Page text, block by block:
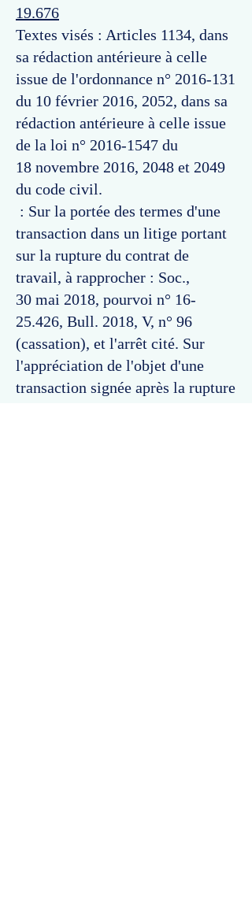
19.676
Textes visés : Articles 1134, dans
sa rédaction antérieure à celle
issue de l'ordonnance n° 2016-131
du 10 février 2016, 2052, dans sa
rédaction antérieure à celle issue
de la loi n° 2016-1547 du
18 novembre 2016, 2048 et 2049
du code civil.
: Sur la portée des termes d'une
transaction dans un litige portant
sur la rupture du contrat de
travail, à rapprocher : Soc.,
30 mai 2018, pourvoi n° 16-
25.426, Bull. 2018, V, n° 96
(cassation), et l'arrêt cité. Sur
l'appréciation de l'objet d'une
transaction signée après la rupture